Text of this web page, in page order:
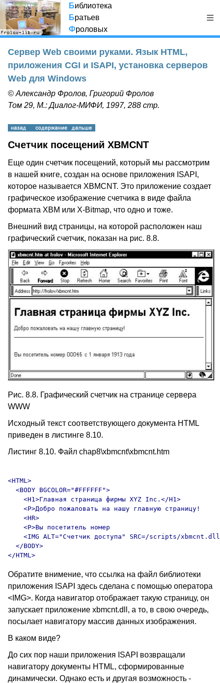
Библиотека
Братьев
Фроловых
Сервер Web своими руками. Язык HTML,
приложения CGI и ISAPI, установка серверов
Web для Windows
© Александр Фролов, Григорий Фролов
Том 29, М.: Диалог-МИФИ, 1997, 288 стр.
Счетчик посещений XBMCNT
Еще один счетчик посещений, который мы рассмотрим
в нашей книге, создан на основе приложения ISAPI,
которое называется XBMCNT. Это приложение создает
графическое изображение счетчика в виде файла
формата XBM или X-Bitmap, что одно и тоже.
Внешний вид страницы, на которой расположен наш
графический счетчик, показан на рис. 8.8.
Рис. 8.8. Графический счетчик на странице сервера
WWW
Исходный текст соответствующего документа HTML
приведен в листинге 8.10.
Листинг 8.10. Файл chap8\xbmcnt\xbmcnt.htm
<HTML>
  <BODY BGCOLOR="#FFFFFF">
    <H1>Главная страница фирмы XYZ Inc.</H1>
    <P>Добро пожаловать на нашу главную страницу!
    <HR>
    <P>Вы посетитель номер
<IMG ALT="Счетчик доступа" SRC=/scripts/
  </BODY>
Обратите внимение, что ссылка на файл библиотеки
приложения ISAPI здесь сделана с помощью оператора
<IMG>. Когда навигатор отображает такую страницу, он
запускает приложение xbmcnt.dll, а то, в свою очередь,
посылает навигатору массив данных изображения.
В каком виде?
До сих пор наши приложения ISAPI возвращали
навигатору документы HTML, сформированные
динамически. Однако есть и другая возможность -